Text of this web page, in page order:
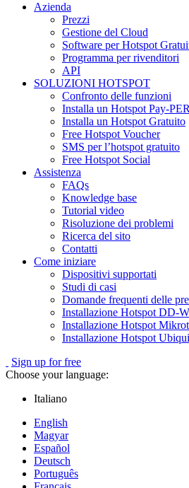
Azienda
Prezzi
Gestione del Cloud
Software per Hotspot
Programma per rivenditori
API
SOLUZIONI HOTSPOT
Confronto delle funzioni
Installa un Hotspot Pay-
Installa un Hotspot Gratuito
Free Hotspot Voucher
SMS per l’hotspot gratuito
Free Hotspot Social
Assistenza
FAQs
Knowledge base
Tutorial video
Risoluzione dei problemi
Ricerca del sito
Contatti
Come iniziare
Dispositivi supportati
Studi di casi
Domande frequenti delle
Installazione Hotspot DD-
Installazione Hotspot
Installazione Hotspot
Sign up for free
Choose your language:
Italiano
English
Magyar
Español
Deutsch
Português